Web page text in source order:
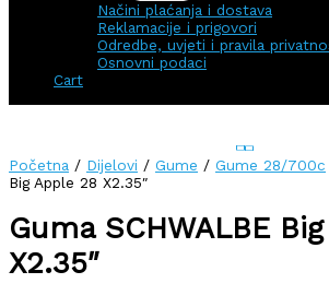
Načini plaćanja i dostava
Reklamacije i prigovori
Odredbe, uvjeti i pravila
Osnovni podaci
Cart
Početna / Dijelovi / Gume / Gume 28/700c
Big Apple 28 X2.35″
Guma SCHWALBE
X2.35″